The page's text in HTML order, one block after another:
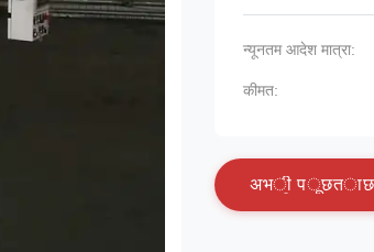
न्यूनतम आदेश मात्रा:
कीमत:
अभी पूछताछ